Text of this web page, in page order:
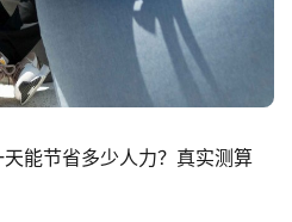
能节省多少人力？真实测算